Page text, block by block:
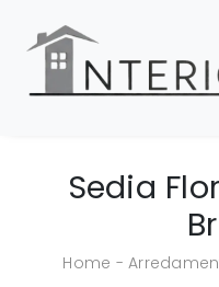
Sedia
Home -